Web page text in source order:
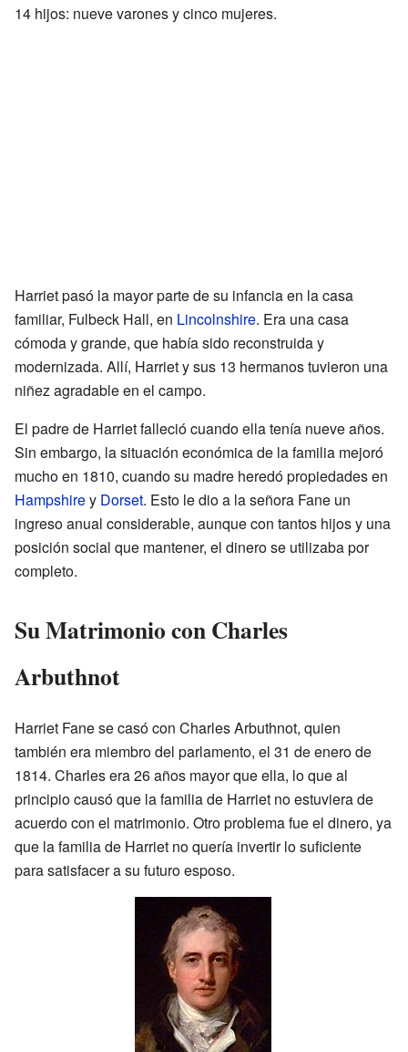
14 hijos: nueve varones y cinco mujeres.
Harriet pasó la mayor parte de su infancia en la casa
familiar, Fulbeck Hall, en Lincolnshire. Era una casa
cómoda y grande, que había sido reconstruida y
modernizada. Allí, Harriet y sus 13 hermanos tuvieron una
niñez agradable en el campo.
El padre de Harriet falleció cuando ella tenía nueve años.
Sin embargo, la situación económica de la familia mejoró
mucho en 1810, cuando su madre heredó propiedades en
Hampshirey Dorset. Esto le dio a la señora Fane un
ingreso anual considerable, aunque con tantos hijos y una
posición social que mantener, el dinero se utilizaba por
completo.
Su Matrimonio con Charles
Arbuthnot
Harriet Fane se casó con Charles Arbuthnot, quien
también era miembro del parlamento, el 31 de enero de
1814. Charles era 26 años mayor que ella, lo que al
principio causó que la familia de Harriet no estuviera de
acuerdo con el matrimonio. Otro problema fue el dinero, ya
que la familia de Harriet no quería invertir lo suficiente
para satisfacer a su futuro esposo.